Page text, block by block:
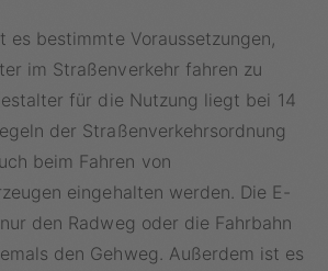
es bestimmte Voraussetzungen,
im Straßenverkehr fahren zu
für die Nutzung liegt bei 14
der Straßenverkehrsordnung
beim Fahren von
eingehalten werden. Die E-
den Radweg oder die Fahrbahn
den Gehweg. Außerdem ist es